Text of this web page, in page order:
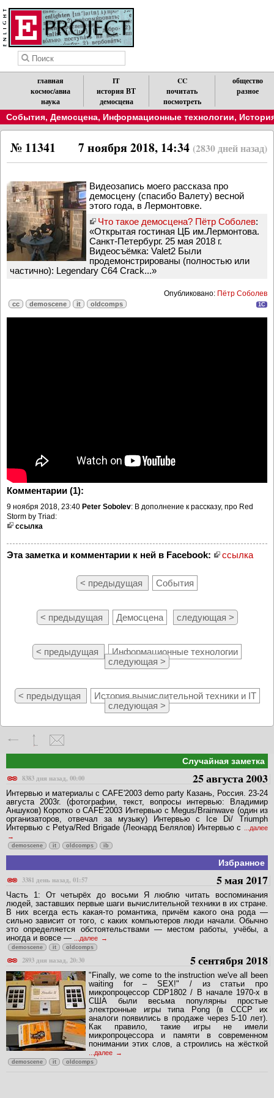
главная
космос/авиа
наука
IT
история ВТ
демосцена
CC
почитать
посмотреть
общество
разное
События, Демосцена, Информационные технологии,
7 ноября 2018, 14:34 (2830 дней назад)
№ 11341
Видеозапись моего рассказа про
демосцену (спасибо Валету) весной
этого года, в Лермонтовке.
Что такое демосцена? Пётр Соболев:
«Открытая гостиная ЦБ им.Лермонтова.
Санкт-Петербург. 25 мая 2018 г.
Видеосъёмка: Valet2 Были
продемонстрированы (полностью или
частично): Legendary C64 Crack...»
Опубликовано: Пётр Соболев
cc demoscene it oldcomps 1C
Комментарии (1):
9 ноября 2018, 23:40 Peter Sobolev: В дополнение к рассказу, про Red
Storm by Triad:
ссылка
Эта заметка и комментарии к ней в Facebook: ссылка
< предыдущая События
< предыдущая Демосцена следующая >
< предыдущая
Информационные технологии
следующая >
< предыдущая
История вычислительной техники и IT
следующая >
Случайная заметка
8383 дня назад, 00:00
25 августа 2003
Интервью и материалы с CAFE'2003 demo party Казань, Россия. 23-24
августа 2003г. (фотографии, текст, вопросы интервью: Владимир
Аншуков) Коротко о CAFE'2003 Интервью с Megus/Brainwave (один из
организаторов, отвечал за музыку) Интервью с Ice Di/ Triumph
Интервью с Petya/Red Brigade (Леонард Белялов) Интервью с
...далее
demoscene it oldcomps ib
Избранное
3381 день назад, 01:57
5 мая 2017
Часть 1: От четырёх до восьми Я люблю читать воспоминания
людей, заставших первые шаги вычислительной техники в их стране.
В них всегда есть какая-то романтика, причём какого она рода —
сильно зависит от того, с каких компьютеров люди начали. Обычно
это определяется обстоятельствами — местом работы, учёбы, а
иногда и вовсе —
...далее
demoscene it oldcomps
2893 дня назад, 20:30 5 сентября 2018
"Finally, we come to the instruction we've all been
waiting for – SEX!" / из статьи про
микропроцессор CDP1802 / В начале 1970-х в
США были весьма популярны простые
электронные игры типа Pong (в СССР их
аналоги появились в продаже через 5-10 лет).
Как правило, такие игры не имели
микропроцессора и памяти в современном
понимании этих слов, а строились на жёсткой
...далее
demoscene it oldcomps